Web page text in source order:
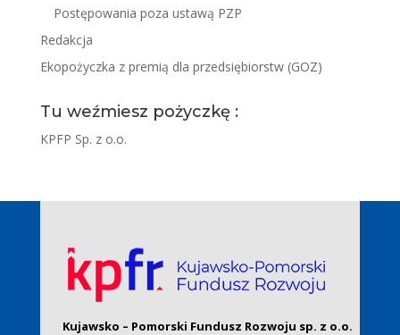
Postępowania poza ustawą PZP
Redakcja
Ekopożyczka z premią dla przedsiębiorstw (GOZ)
Tu weźmiesz pożyczkę :
KPFP Sp. z o.o.
Kujawsko – Pomorski Fundusz Rozwoju sp. z o.o.